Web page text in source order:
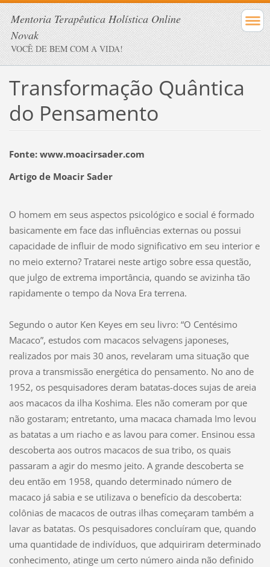
Mentoria Terapêutica Holística Online
Novak
VOCÊ DE BEM COM A VIDA!
Transformação Quântica
do Pensamento
Fonte: www.moacirsader.com
Artigo de Moacir Sader
O homem em seus aspectos psicológico e social é formado
basicamente em face das influências externas ou possui
capacidade de influir de modo significativo em seu interior e
no meio externo? Tratarei neste artigo sobre essa questão,
que julgo de extrema importância, quando se avizinha tão
rapidamente o tempo da Nova Era terrena.
Segundo o autor Ken Keyes em seu livro: “O Centésimo
Macaco”, estudos com macacos selvagens japoneses,
realizados por mais 30 anos, revelaram uma situação que
prova a transmissão energética do pensamento. No ano de
1952, os pesquisadores deram batatas-doces sujas de areia
aos macacos da ilha Koshima. Eles não comeram por que
não gostaram; entretanto, uma macaca chamada Imo levou
as batatas a um riacho e as lavou para comer. Ensinou essa
descoberta aos outros macacos de sua tribo, os quais
passaram a agir do mesmo jeito. A grande descoberta se
deu então em 1958, quando determinado número de
macaco já sabia e se utilizava o benefício da descoberta:
colônias de macacos de outras ilhas começaram também a
lavar as batatas. Os pesquisadores concluíram que, quando
uma quantidade de indivíduos, que adquiriram determinado
conhecimento, atinge um certo número ainda não definido